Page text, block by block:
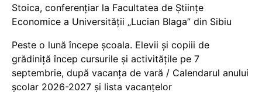
Stoica, conferențiar la Facultatea de Științe
Economice a Universității „Lucian Blaga” din Sibiu
Peste o lună începe școala. Elevii și copiii de
grădiniță încep cursurile și activitățile pe 7
septembrie, după vacanța de vară / Calendarul anului
școlar 2026-2027 și lista vacanțelor